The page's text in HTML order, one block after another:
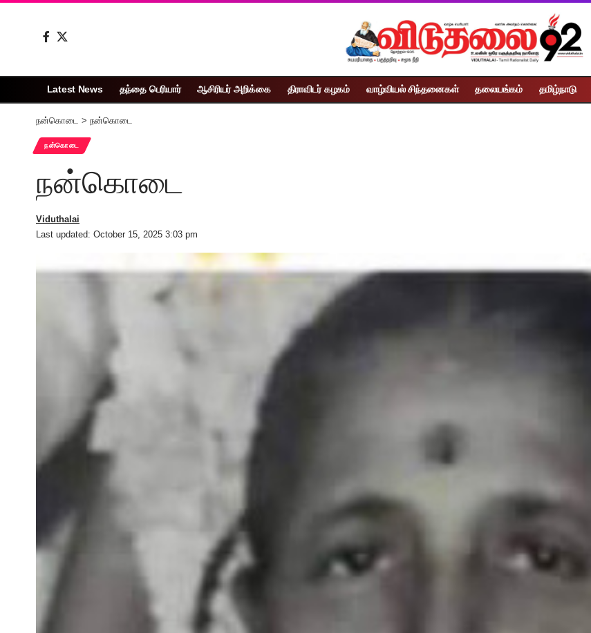
Latest News தந்தை பெரியார் ஆசிரியர் அறிக்கை திராவிடர் கழகம் வாழ்வியல் சிந்தனைகள் தலையங்கம் தமிழ்நாடு
நன்கொடை > நன்கொடை
நன்கொடை
நன்கொடை
Last updated: October 15, 2025 3:03 pm
Viduthalai